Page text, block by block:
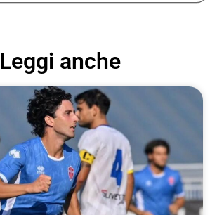
Leggi anche